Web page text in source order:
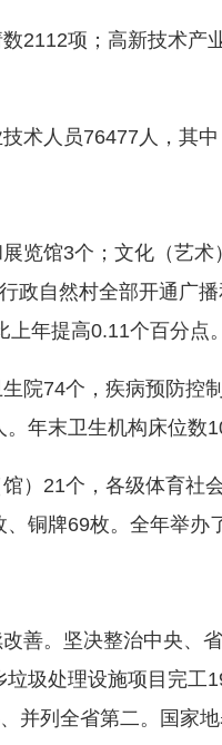
项；高新技术产业
人员76477人，其中
馆3个；文化（艺术
政自然村全部开通广
上年提高0.11个百分点
74个，疾病预防控制
。年末卫生机构床位
21个，各级体育社会
铜牌69枚。全年举
。坚决整治中央、省
圾处理设施项目完工
并列全省第二。国家